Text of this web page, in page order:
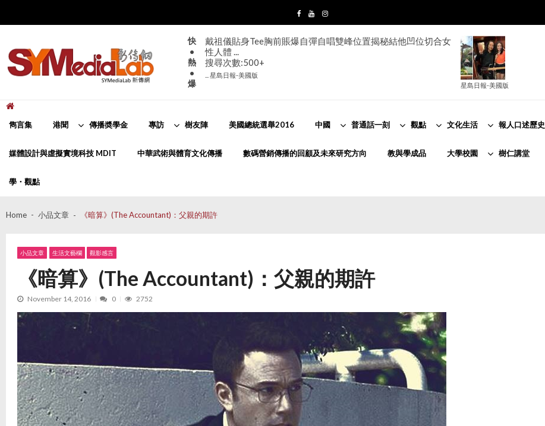
navigation
content
快
•
熱
•
爆
戴祖儀貼身Tee胸前賬爆自彈自唱雙峰位置揭秘結他凹位切合女
性人體 ...
搜尋次數:500+
... 星島日報-美國版
星島日報-美國版
雋言集 港聞 傳播奬學金 專訪 樹友陣 美國總統選舉2016 中國 普通話一刻 觀點 文化生活 報人口述歷史
媒體設計與虛擬實境科技 MDIT 中華武術與體育文化傳播 數碼營銷傳播的回顧及未來研究方向 教與學成品 大學校園 樹仁講堂
學・觀點
Home 小品文章 《暗算》(The Accountant)：父親的期許
小品文章 生活文藝欄 觀影感言
《暗算》(The Accountant)：父親的期許
November 14, 2016 0 2752